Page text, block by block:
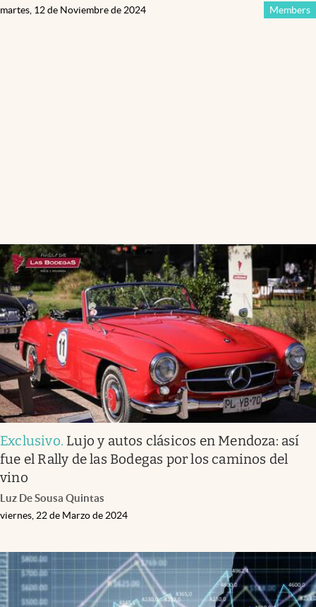
Members
martes, 12 de Noviembre de 2024
Exclusivo. Lujo y autos clásicos en Mendoza: así
fue el Rally de las Bodegas por los caminos del
vino
Luz De Sousa Quintas
viernes, 22 de Marzo de 2024